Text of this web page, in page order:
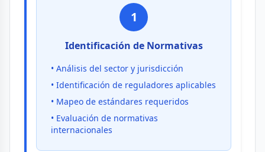
1
Identificación de Normativas
• Análisis del sector y jurisdicción
• Identificación de reguladores aplicables
• Mapeo de estándares requeridos
• Evaluación de normativas
internacionales